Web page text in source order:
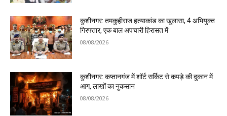
कुशीनगर: तमकुहीराज हत्याकांड का खुलासा, 4 अभियुक्त
गिरफ्तार, एक बाल अपचारी हिरासत में
08/08/2026
कुशीनगर: कप्तानगंज में शॉर्ट सर्किट से कपड़े की दुकान में
आग, लाखों का नुकसान
08/08/2026